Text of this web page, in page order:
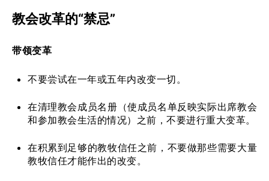
教会改革的“禁忌”
带领变革
不要尝试在一年或五年内改变一切。
在清理教会成员名册（使成员名单反映实际出席教会
和参加教会生活的情况）之前，不要进行重大变革。
在积累到足够的教牧信任之前，不要做那些需要大量
教牧信任才能作出的改变。